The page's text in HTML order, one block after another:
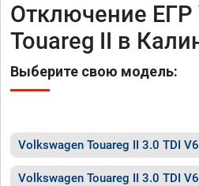
Отключение ЕГР
Touareg II в
Выберите свою модель:
Volkswagen Touareg II 3.0 TDI
Volkswagen Touareg II 3.0 TDI